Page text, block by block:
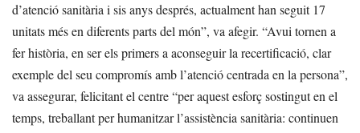
d’atenció sanitària i sis anys després, actualment han seguit 17
unitats més en diferents parts del món”, va afegir. “Avui tornen a
fer història, en ser els primers a aconseguir la recertificació, clar
exemple del seu compromís amb l’atenció centrada en la persona”,
va assegurar, felicitant el centre “per aquest esforç sostingut en el
temps, treballant per humanitzar l’assistència sanitària: continuen